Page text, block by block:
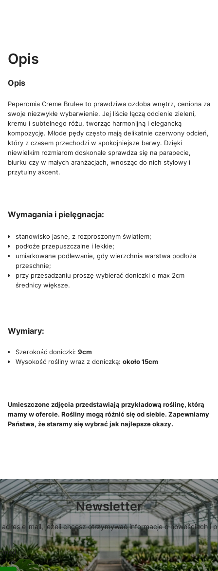
Opis
Opis
Peperomia Creme Brulee to prawdziwa ozdoba wnętrz, ceniona za
swoje niezwykłe wybarwienie. Jej liście łączą odcienie zieleni,
kremu i subtelnego różu, tworząc harmonijną i elegancką
kompozycję. Młode pędy często mają delikatnie czerwony odcień,
który z czasem przechodzi w spokojniejsze barwy. Dzięki
niewielkim rozmiarom doskonale sprawdza się na parapecie,
biurku czy w małych aranżacjach, wnosząc do nich stylowy i
przytulny akcent.
Wymagania i pielęgnacja:
stanowisko jasne, z rozproszonym światłem;
podłoże przepuszczalne i lekkie;
umiarkowane podlewanie, gdy wierzchnia warstwa podłoża
przeschnie;
przy przesadzaniu proszę wybierać doniczki o max 2cm
średnicy większe.
Wymiary:
Szerokość doniczki: 9cm
Wysokość rośliny wraz z doniczką: około 15cm
Umieszczone zdjęcia przedstawiają przykładową roślinę, którą
mamy w ofercie. Rośliny mogą różnić się od siebie. Zapewniamy
Państwa, że staramy się wybrać jak najlepsze okazy.
Newsletter
adres e-mail, jeżeli chcesz otrzymywać informacje o nowościach i
mail